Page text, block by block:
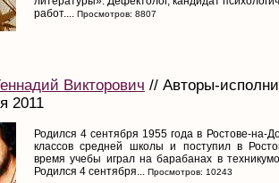
работ.... Просмотров: 8807
Викторович // Авторы-
2011
Родился 4 сентября 1955 года в Ростове-на-
классов средней школы и поступил в
время учебы играл на барабанах в
Родился 4 сентября... Просмотров: 10243